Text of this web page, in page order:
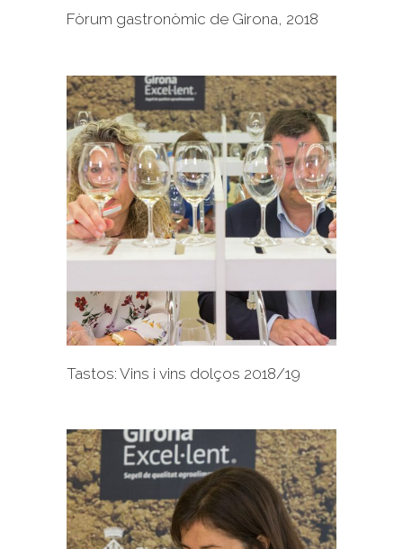
Fòrum gastronòmic de Girona, 2018
+
Tastos: Vins i vins dolços 2018/19